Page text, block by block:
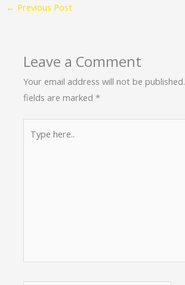
← Previous Post
Leave a Comment
Your email address will not be published.
fields are marked*
here..